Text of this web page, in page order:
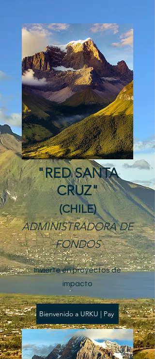
"RED SANTA
CRUZ"
(CHILE)
ADMINISTRADORA DE
FONDOS
Invierte en proyectos de
impacto
Bienvenido a URKU | Pay